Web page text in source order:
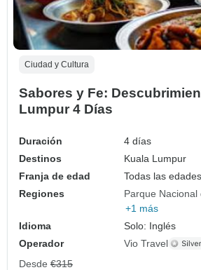
Ciudad y Cultura
Sabores y Fe:
Lumpur 4 Días
Duración
4 días
Destinos
Kuala Lumpur
Franja de edad
Todas las
Regiones
Parque Nacional
+1 más
Idioma
Solo: Inglés
Operador
Vio Travel
Desde €315